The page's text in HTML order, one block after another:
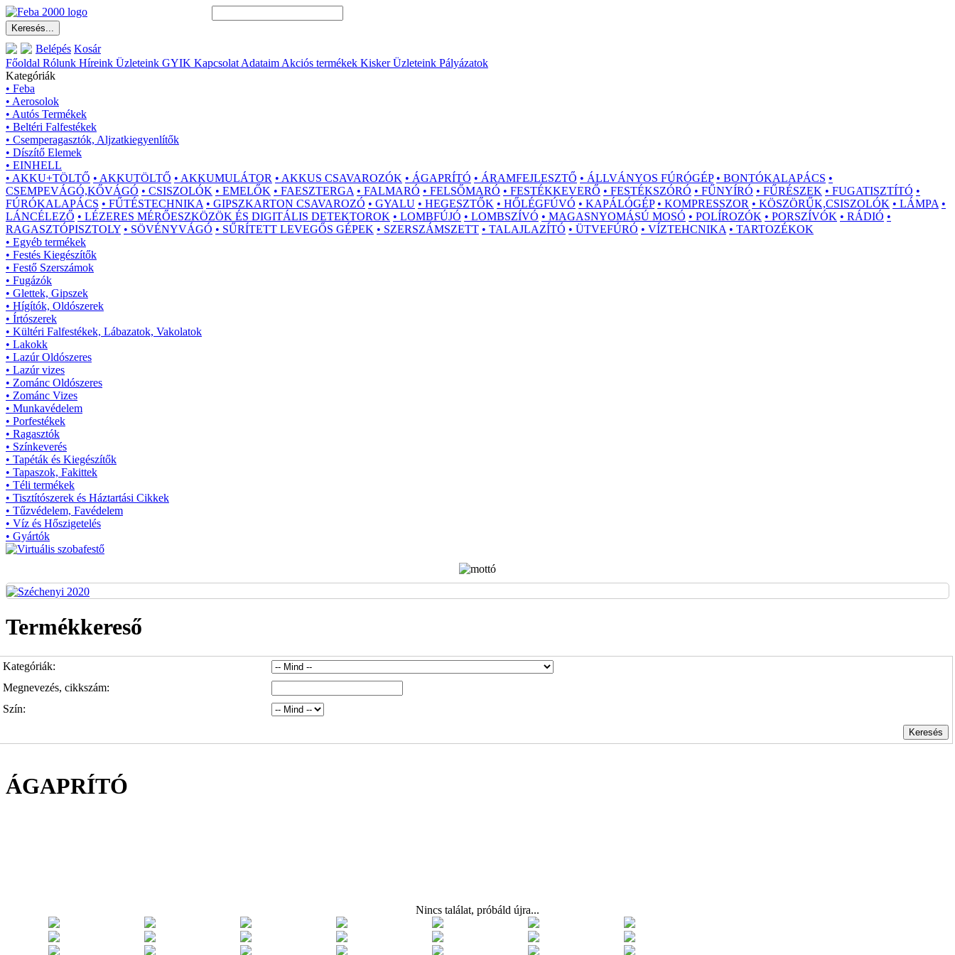
Belépés Kosár
Főoldal Rólunk Híreink Üzleteink GYIK Kapcsolat Adataim Akciós termékek Kisker Üzleteink Pályázatok
Kategóriák
• Feba
• Aerosolok
• Autós Termékek
• Beltéri Falfestékek
• Csemperagasztók, Aljzatkiegyenlítők
• Díszítő Elemek
• EINHELL
• AKKU+TÖLTŐ • AKKUTÖLTŐ • AKKUMULÁTOR • AKKUS CSAVAROZÓK • ÁGAPRÍTÓ • ÁRAMFEJLESZTŐ • ÁLLVÁNYOS FÚRÓGÉP • BONTÓKALAPÁCS •
CSEMPEVÁGÓ,KŐVÁGÓ • CSISZOLÓK • EMELŐK • FAESZTERGA • FALMARÓ • FELSŐMARÓ • FESTÉKKEVERŐ • FESTÉKSZÓRÓ • FŰNYÍRÓ • FŰRÉSZEK • FUGATISZTÍTÓ •
FÚRÓKALAPÁCS • FŰTÉSTECHNIKA • GIPSZKARTON CSAVAROZÓ • GYALU • HEGESZTŐK • HŐLÉGFÚVÓ • KAPÁLÓGÉP • KOMPRESSZOR • KÖSZÖRŰK,CSISZOLÓK • LÁMPA •
LÁNCÉLEZŐ • LÉZERES MÉRŐESZKÖZÖK ÉS DIGITÁLIS DETEKTOROK • LOMBFÚJÓ • LOMBSZÍVÓ • MAGASNYOMÁSÚ MOSÓ • POLÍROZÓK • PORSZÍVÓK • RÁDIÓ •
RAGASZTÓPISZTOLY • SÖVÉNYVÁGÓ • SŰRÍTETT LEVEGŐS GÉPEK • SZERSZÁMSZETT • TALAJLAZÍTÓ • ÜTVEFÚRÓ • VÍZTEHCNIKA • TARTOZÉKOK
• Egyéb termékek
• Festés Kiegészítők
• Festő Szerszámok
• Fugázók
• Glettek, Gipszek
• Hígítók, Oldószerek
• Írtószerek
• Kültéri Falfestékek, Lábazatok, Vakolatok
• Lakokk
• Lazúr Oldószeres
• Lazúr vizes
• Zománc Oldószeres
• Zománc Vizes
• Munkavédelem
• Porfestékek
• Ragasztók
• Színkeverés
• Tapéták és Kiegészítők
• Tapaszok, Fakittek
• Téli termékek
• Tisztítószerek és Háztartási Cikkek
• Tűzvédelem, Favédelem
• Víz és Hőszigetelés
• Gyártók
Termékkereső
Kategóriák:
Megnevezés, cikkszám:
Szín:
ÁGAPRÍTÓ
Nincs találat, próbáld újra...